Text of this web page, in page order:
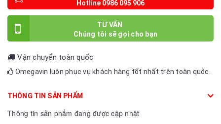
TƯ VẤN
Vận chuyển toàn quốc
Omegavin luôn phục vụ khách hàng tốt nhất trên toàn quốc.
THÔNG TIN SẢN PHẨM
Thông tin sản phẩm đang được cập nhật